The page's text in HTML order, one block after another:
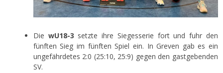
Die wU18-3 setzte ihre Siegesserie fort und fuhr den
fünften Sieg im fünften Spiel ein. In Greven gab es ein
ungefährdetes 2:0 (25:10, 25:9) gegen den gastgebenden
SV.